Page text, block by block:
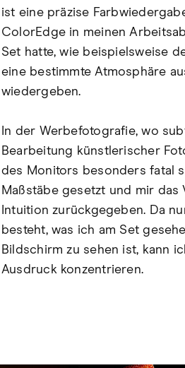
ist eine präzise
ColorEdge in meinen
Set hatte, wie beispielsweise
eine bestimmte Atmosphäre
wiedergeben.
In der Werbefotografie, wo
Bearbeitung künstlerischer
des Monitors besonders fatal
Maßstäbe gesetzt und mir das
Intuition zurückgegeben. Da
besteht, was ich am Set
Bildschirm zu sehen ist, kann
Ausdruck konzentrieren.